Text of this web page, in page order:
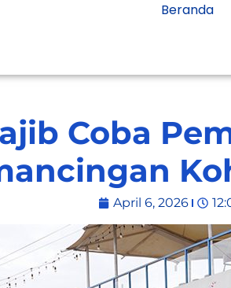
Beranda
Coba
April 6, 2026